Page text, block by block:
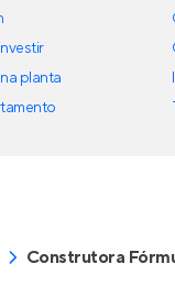
planta
Construtora